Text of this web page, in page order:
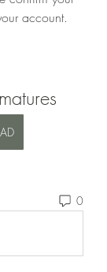
account.
0